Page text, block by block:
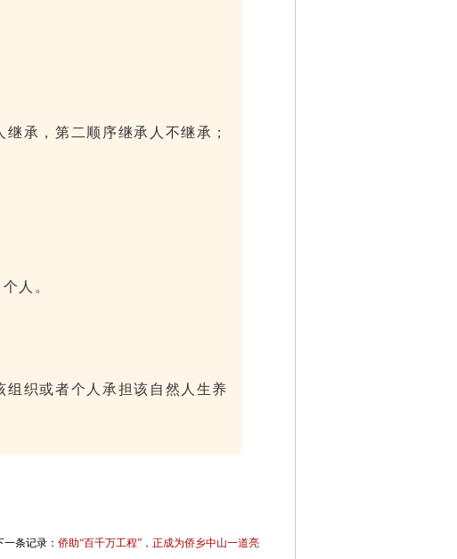
承，第二顺序继承人不继承；
人。
织或者个人承担该自然人生养
一条记录： 侨助“百千万工程”，正成为侨乡中山一道亮